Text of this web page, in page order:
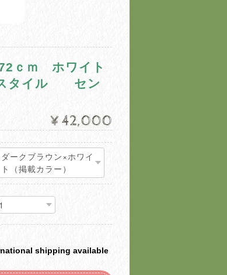
ｃｍ ホワイト
スタイル セン
¥42,000
shipping available